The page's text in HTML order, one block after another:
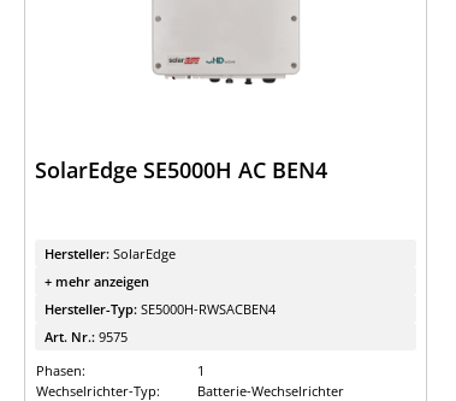
SolarEdge SE5000H AC BEN4
Hersteller: SolarEdge
+ mehr anzeigen
Hersteller-Typ: SE5000H-RWSACBEN4
Art. Nr.: 9575
Phasen:
1
Wechselrichter-Typ:
Batterie-Wechselrichter